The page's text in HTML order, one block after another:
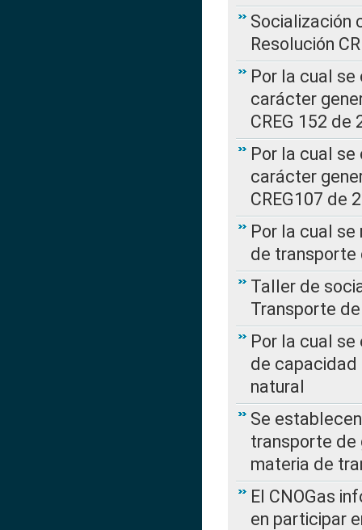
Socialización
Resolución
Por la cual
carácter
CREG 152 de
Por la cual
carácter
CREG107 de
Por la cual
de transporte
Taller de
Transporte
Por la cual
de capacidad
natural
Se
transporte de
materia de
El CNOGas
en participar